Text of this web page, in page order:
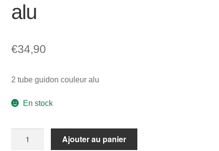
alu
€34,90
2 tube guidon couleur alu
En stock
Ajouter au panier